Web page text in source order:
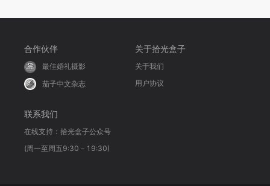
合作伙伴
最佳婚礼摄影
茄子中文杂志
关于拾光盒子
关于我们
用户协议
联系我们
在线支持：拾光盒子公众号
(周一至周五9:30－19:30)